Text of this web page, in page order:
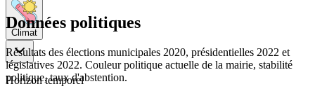
Climat
Horizon temporel
Données politiques
Résultats des élections municipales 2020, présidentielles 2022 et
législatives 2022. Couleur politique actuelle de la mairie, stabilité
politique, taux d'abstention.